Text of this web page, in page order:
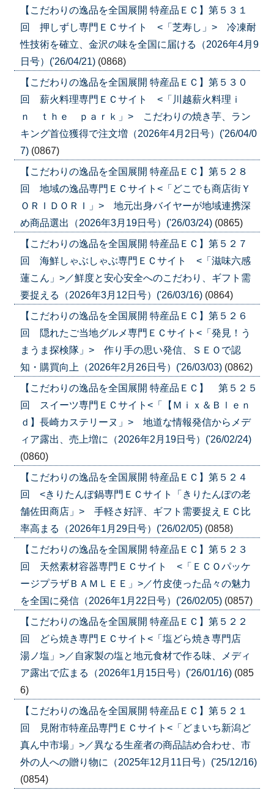
【こだわりの逸品を全国展開 特産品ＥＣ】第５３１
回 押しずし専門ＥＣサイト <「芝寿し」> 冷凍耐
性技術を確立、金沢の味を全国に届ける（2026年4月9
日号）('26/04/21) (0868)
【こだわりの逸品を全国展開 特産品ＥＣ】第５３０
回 薪火料理専門ＥＣサイト <「川越薪火料理ｉ
ｎ ｔｈｅ ｐａｒｋ」> こだわりの焼き芋、ラン
キング首位獲得で注文増（2026年4月2日号）('26/04/0
7) (0867)
【こだわりの逸品を全国展開 特産品ＥＣ】第５２８
回 地域の逸品専門ＥＣサイト<「どこでも商店街Ｙ
ＯＲＩＤＯＲＩ」> 地元出身バイヤーが地域連携深
め商品選出（2026年3月19日号）('26/03/24) (0865)
【こだわりの逸品を全国展開 特産品ＥＣ】第５２７
回 海鮮しゃぶしゃぶ専門ＥＣサイト <「滋味六感
蓮こん」>／鮮度と安心安全へのこだわり、ギフト需
要捉える（2026年3月12日号）('26/03/16) (0864)
【こだわりの逸品を全国展開 特産品ＥＣ】第５２６
回 隠れたご当地グルメ専門ＥＣサイト<「発見！う
まうま探検隊」> 作り手の思い発信、ＳＥＯで認
知・購買向上（2026年2月26日号）('26/03/03) (0862)
【こだわりの逸品を全国展開 特産品ＥＣ】 第５２５
回 スイーツ専門ＥＣサイト<「【Ｍｉｘ＆Ｂｌｅｎ
ｄ】長崎カステリーヌ」> 地道な情報発信からメデ
ィア露出、売上増に（2026年2月19日号）('26/02/24)
(0860)
【こだわりの逸品を全国展開 特産品ＥＣ】第５２４
回 <きりたんぽ鍋専門ＥＣサイト「きりたんぽの老
舗佐田商店」> 手軽さ好評、ギフト需要捉えＥＣ比
率高まる（2026年1月29日号）('26/02/05) (0858)
【こだわりの逸品を全国展開 特産品ＥＣ】第５２３
回 天然素材容器専門ＥＣサイト <「ＥＣＯパッケ
ージプラザＢＡＭＬＥＥ」>／竹皮使った品々の魅力
を全国に発信（2026年1月22日号）('26/02/05) (0857)
【こだわりの逸品を全国展開 特産品ＥＣ】第５２２
回 どら焼き専門ＥＣサイト<「塩どら焼き専門店
湯ノ塩」>／自家製の塩と地元食材で作る味、メディ
ア露出で広まる（2026年1月15日号）('26/01/16) (085
6)
【こだわりの逸品を全国展開 特産品ＥＣ】第５２１
回 見附市特産品専門ＥＣサイト<「どまいち新潟ど
真ん中市場」>／異なる生産者の商品詰め合わせ、市
外の人への贈り物に（2025年12月11日号）('25/12/16)
(0854)